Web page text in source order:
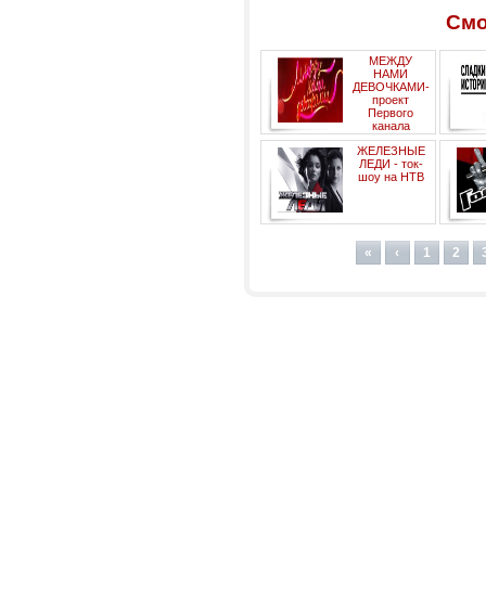
МЕЖДУ
НАМИ
ДЕВОЧКАМИ-
проект
Первого
канала
ЖЕЛЕЗНЫЕ
ЛЕДИ - ток-
шоу на НТВ
« ‹ 1 2